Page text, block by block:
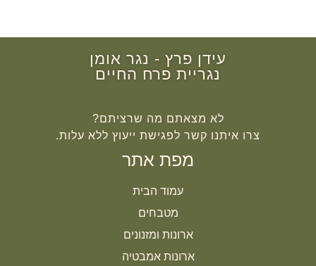
עידן פרץ - נגר אומן
נגריית פרח החיים
לא מצאתם מה שרציתם?
צרו איתנו קשר לפגישת ייעוץ ללא עלות.
מפת אתר
עמוד הבית
מטבחים
ארונות ומזנונים
ארונות אמבטיה